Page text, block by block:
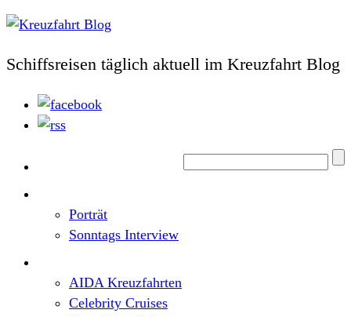
Schiffsreisen täglich aktuell im Kreuzfahrt Blog
Porträt
Sonntags Interview
AIDA Kreuzfahrten
Celebrity Cruises